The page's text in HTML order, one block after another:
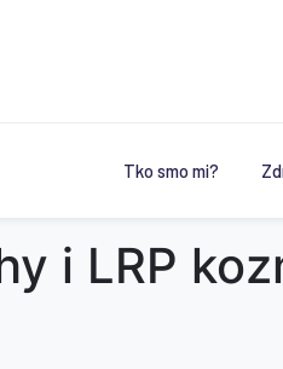
Tko smo mi?
i LRP